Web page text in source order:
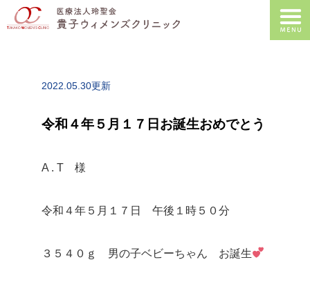
2022.05.30更新
令和４年５月１７日お誕生おめでとう
A . T 様
令和４年５月１７日 午後１時５０分
３５４０ｇ 男の子ベビーちゃん お誕生